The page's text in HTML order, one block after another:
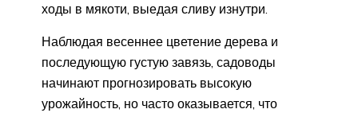
ходы в мякоти, выедая сливу изнутри.
Наблюдая весеннее цветение дерева и
последующую густую завязь, садоводы
начинают прогнозировать высокую
урожайность, но часто оказывается, что